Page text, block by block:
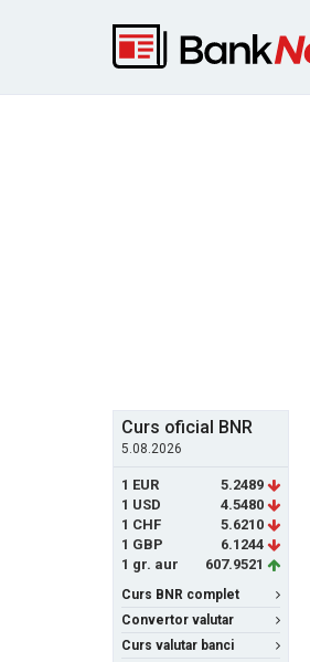
Curs oficial BNR
5.08.2026
1 EUR
5.2489
1 USD
4.5480
1 CHF
5.6210
1 GBP
6.1244
1 gr. aur
607.9521
Curs BNR complet
Convertor valutar
Curs valutar banci